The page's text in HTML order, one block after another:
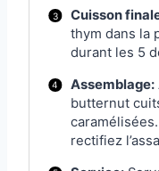
Cuisson
thym dans la
durant les 5
Assemblage:
butternut
rectifiez